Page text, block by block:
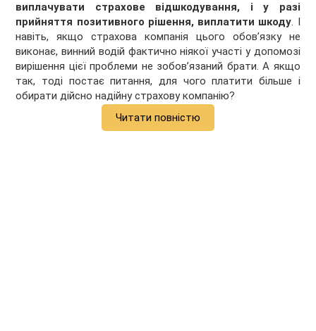
виплачувати страхове відшкодування, і у разі
прийняття позитивного рішення, виплатити шкоду. І
навіть, якщо страхова компанія цього обов’язку не
виконає, винний водій фактично ніякої участі у допомозі
вирішення цієї проблеми не зобов’язаний брати. А якщо
так, тоді постає питання, для чого платити більше і
обирати дійсно надійну страхову компанію?
Читати повністю